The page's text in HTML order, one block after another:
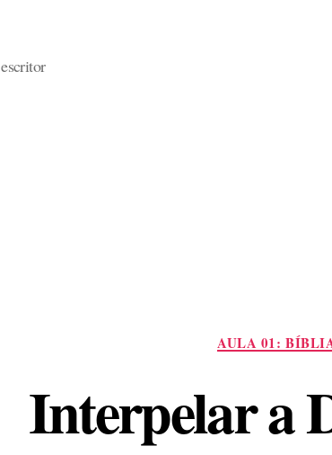
escritor
AULA 01:
Interpelar a